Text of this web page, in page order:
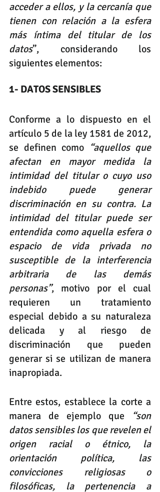
acceder a ellos, y la cercanía que
tienen con relación a la esfera
más íntima del titular de los
datos”, considerando los
siguientes elementos:
1- DATOS SENSIBLES
Conforme a lo dispuesto en el
artículo 5 de la ley 1581 de 2012,
se definen como “aquellos que
afectan en mayor medida la
intimidad del titular o cuyo uso
indebido puede generar
discriminación en su contra. La
intimidad del titular puede ser
entendida como aquella esfera o
espacio de vida privada no
susceptible de la interferencia
arbitraria de las demás
personas”, motivo por el cual
requieren un tratamiento
especial debido a su naturaleza
delicada y al riesgo de
discriminación que pueden
generar si se utilizan de manera
inapropiada.
Entre estos, establece la corte a
manera de ejemplo que
“son
datos sensibles los que revelen el
origen racial o étnico, la
orientación política, las
convicciones religiosas o
filosóficas, la pertenencia a